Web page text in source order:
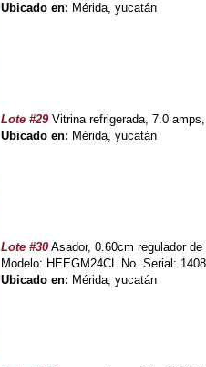
Ubicado en: Mérida, yucatán
Lote #29Vitrina refrigerada, 7.0
Ubicado en: Mérida, yucatán
Lote #30 Asador, 0.60cm regulador
Modelo: HEEGM24CL No. Serial:
Ubicado en: Mérida, yucatán